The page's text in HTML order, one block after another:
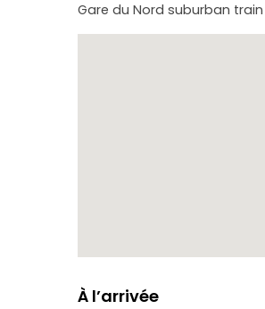
Gare du Nord suburban
À l’arrivée